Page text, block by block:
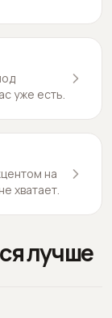
уже есть.
на
хватает.
лучше